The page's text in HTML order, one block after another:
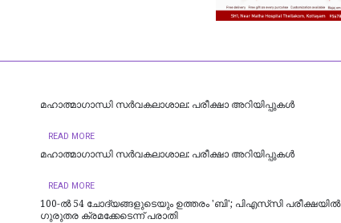
മഹാത്മാഗാന്ധി സർവകലാശാല: പരീക്ഷാ അറിയിപ്പുകൾ
READ MORE
മഹാത്മാഗാന്ധി സർവകലാശാല: പരീക്ഷാ അറിയിപ്പുകൾ
READ MORE
100-ൽ 54 ചോദ്യങ്ങളുടെയും ഉത്തരം 'ബി'; പിഎസ്‌സി പരീക്ഷയിൽ
ഗുരുതര ക്രമക്കേടെന്ന് പരാതി